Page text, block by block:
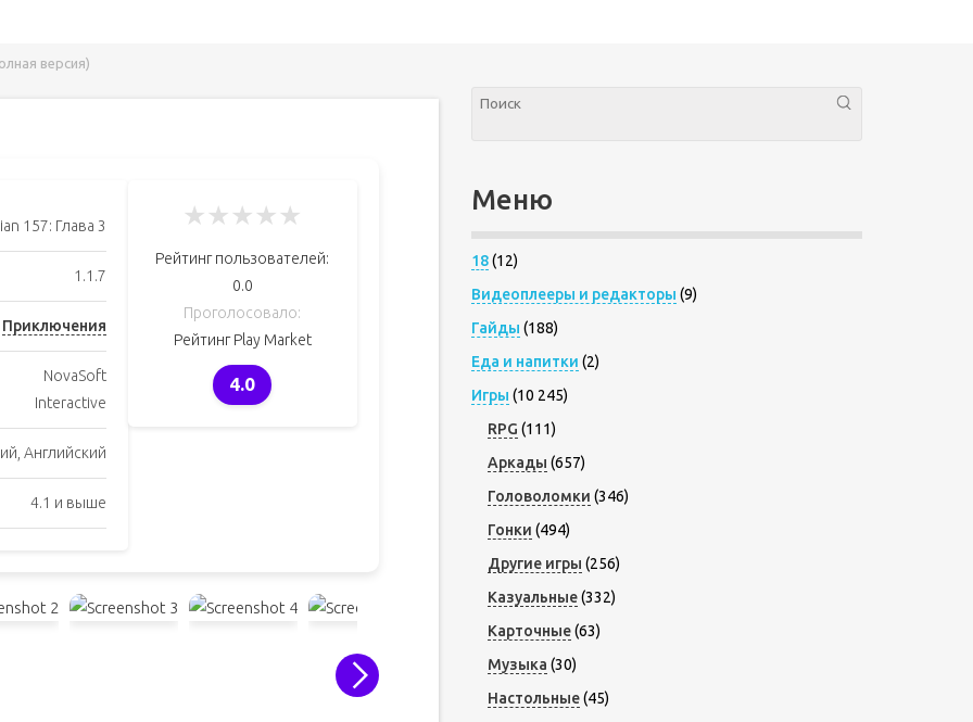
версия)
157: Глава 3
1.1.7
Приключения
NovaSoft
Interactive
Английский
4.1 и выше
★★★★★
Рейтинг пользователей:
0.0
Проголосовало:
Рейтинг Play Market
4.0
Меню
18(12)
Видеоплееры и редакторы (9)
Гайды (188)
Еда и напитки (2)
Игры (10 245)
RPG (111)
Аркады (657)
Головоломки (346)
Гонки (494)
Другие игры (256)
Казуальные(332)
Карточные(63)
Музыка (30)
Настольные(45)